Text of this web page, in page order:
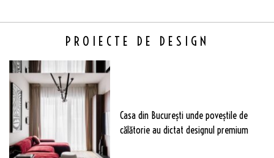
PROIECTE DE DESIGN
Casa din București unde poveștile de
călătorie au dictat designul premium